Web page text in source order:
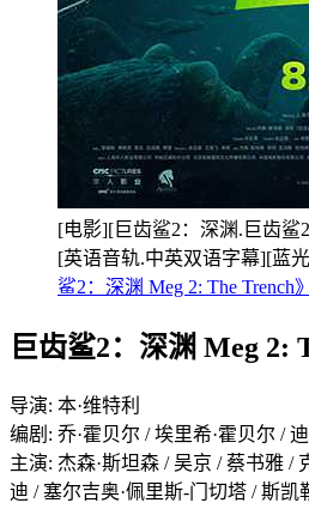
[电影][巨齿鲨2：深渊.巨齿鲨
[英语音轨.中英双语字幕][蓝
鲨2：深渊 Meg 2: The Trench
巨齿鲨2：深渊 Meg 2:
导演: 本·维特利
编剧: 乔·霍贝尔 / 埃里希·霍贝尔 /
主演: 杰森·斯坦森 / 吴京 / 蔡书雅 /
迪 / 塞尔吉奥·佩里斯-门切塔 / 斯凯